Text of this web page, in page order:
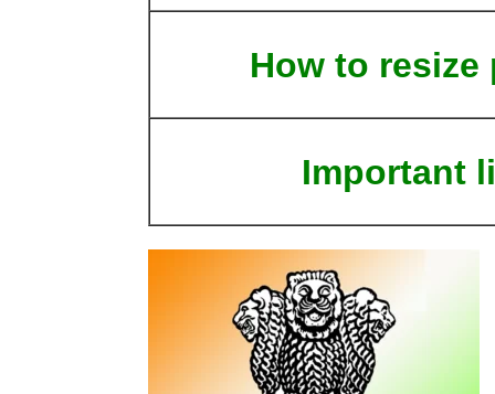
How to resize
Important